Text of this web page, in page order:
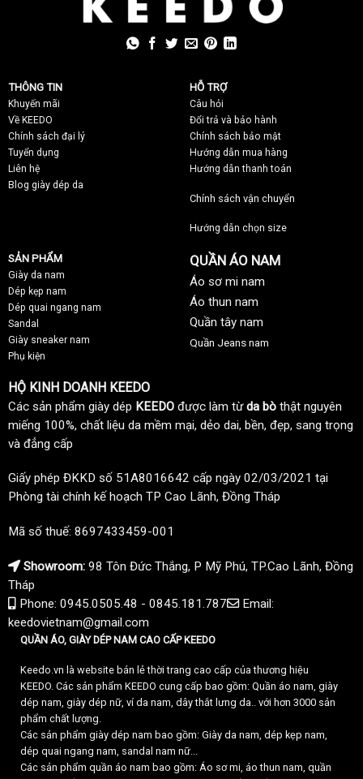
THÔNG TIN
Khuyến mãi
Về KEEDO
Chính sách đại lý
Tuyển dụng
Liên hệ
Blog giày dép da
HỖ TRỢ
Câu hỏi
Đổi trả và bảo hành
Chính sách bảo mật
Hướng dẫn mua hàng
Hướng dẫn thanh toán
Chính sách vận chuyển
Hướng dẫn chọn size
SẢN PHẨM
Giày da nam
Dép kẹp nam
Dép quai ngang nam
Sandal
Giày sneaker nam
Phụ kiện
QUẦN ÁO NAM
Áo sơ mi nam
Áo thun nam
Quần tây nam
Quần Jeans nam
HỘ KINH DOANH KEEDO
Các sản phẩm giày dép KEEDO được làm từda bò thật nguyên
miếng 100%, chất liệu da mềm mại, dẻo dai, bền, đẹp, sang trọng
và đẳng cấp
Giấy phép ĐKKD số 51A8016642 cấp ngày 02/03/2021 tại
Phòng tài chính kế hoạch TP Cao Lãnh, Đồng Tháp
Mã số thuế: 8697433459-001
Showroom: 98 Tôn Đức Thắng, P Mỹ Phú, TP.Cao Lãnh, Đồng
Tháp
Phone: 0945.0505.48 - 0845.181.787
Email:
keedovietnam@gmail.com
QUẦN ÁO, GIÀY DÉP NAM CAO CẤP KEEDO
Keedo.vn là website bán lẻ thời trang cao cấp của thương hiệu
KEEDO. Các sản phẩm KEEDO cung cấp bao gồm: Quần áo nam, giày
dép nam, giày dép nữ, ví da nam, dây thắt lưng da.. với hơn 3000 sản
phẩm chất lượng.
Các sản phẩm giày dép nam bao gồm: Giày da nam, dép kẹp nam,
dép quai ngang nam, sandal nam nữ...
Các sản phẩm quần áo nam bao gồm: Áo sơ mi, áo thun nam, quần